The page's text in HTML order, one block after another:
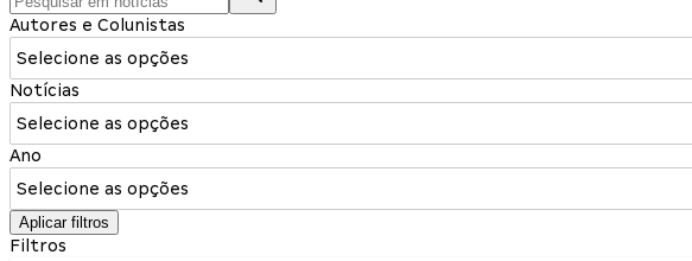
Autores e Colunistas
Selecione as opções
Notícias
Selecione as opções
Ano
Selecione as opções
Aplicar filtros
Filtros